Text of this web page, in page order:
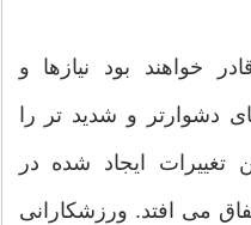
خواهند بود نیازها و
دشوارتر و شدید تر را
تغییرات ایجاد شده در
می افتد. ورزشکارانی